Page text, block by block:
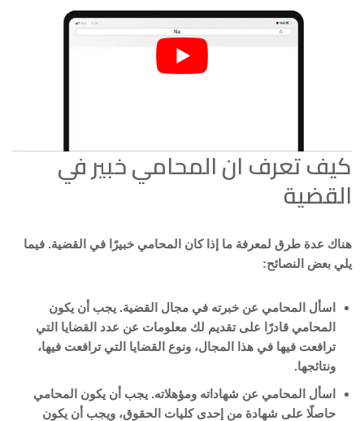
كيف تعرف ان المحامي خبير في
القضية
هناك عدة طرق لمعرفة ما إذا كان المحامي خبيرًا في القضية. فيما
يلي بعض النصائح:
اسأل المحامي عن خبرته في مجال القضية. يجب أن يكون
المحامي قادرًا على تقديم لك معلومات عن عدد القضايا التي
ترافعت فيها في هذا المجال، ونوع القضايا التي ترافعت فيها،
ونتائجها.
اسأل المحامي عن شهاداته ومؤهلاته. يجب أن يكون المحامي
حاصلًا على شهادة من إحدى كليات الحقوق، ويجب أن يكون